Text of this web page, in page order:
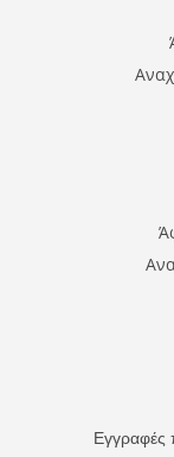
Εγγραφές